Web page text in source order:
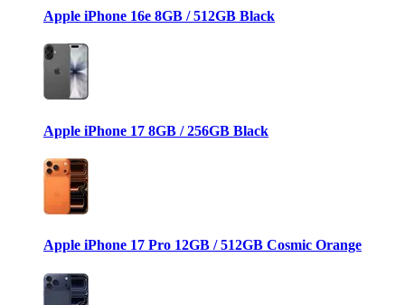
Apple iPhone 16e 8GB / 512GB Black
Apple iPhone 17 8GB / 256GB Black
Apple iPhone 17 Pro 12GB / 512GB Cosmic Orange